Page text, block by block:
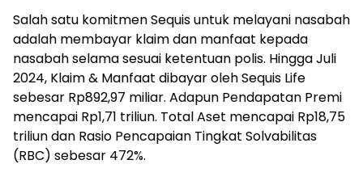
Salah satu komitmen Sequis untuk melayani nasabah
adalah membayar klaim dan manfaat kepada
nasabah selama sesuai ketentuan polis. Hingga Juli
2024, Klaim & Manfaat dibayar oleh Sequis Life
sebesar Rp892,97 miliar. Adapun Pendapatan Premi
mencapai Rp1,71 triliun. Total Aset mencapai Rp18,75
triliun dan Rasio Pencapaian Tingkat Solvabilitas
(RBC) sebesar 472%.